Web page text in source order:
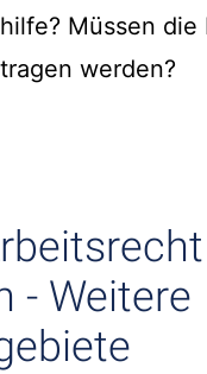
Müssen die
werden?
- Weitere